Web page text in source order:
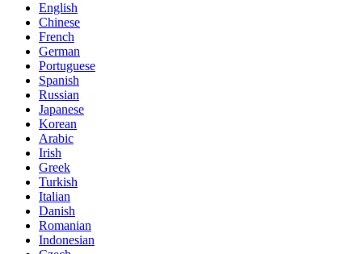
English
Chinese
French
German
Portuguese
Spanish
Russian
Japanese
Korean
Arabic
Irish
Greek
Turkish
Italian
Danish
Romanian
Indonesian